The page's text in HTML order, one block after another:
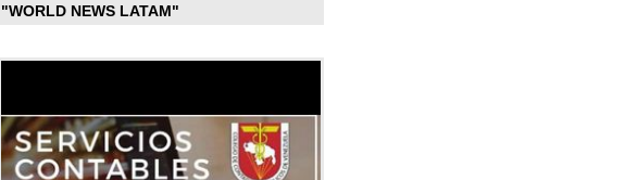
"WORLD NEWS LATAM"